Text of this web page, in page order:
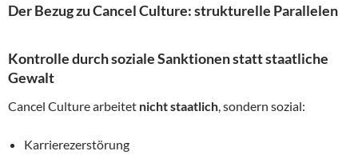
Der Bezug zu Cancel Culture: strukturelle Parallelen
Kontrolle durch soziale Sanktionen statt staatliche
Gewalt
Cancel Culture arbeitet nicht staatlich, sondern sozial:
Karrierezerstörung